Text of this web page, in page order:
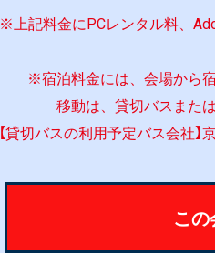
※上記料金にPCレンタル料、
※宿泊料金には、会場から
移動は、貸切バスまた
【貸切バスの利用予定バス会社
こ